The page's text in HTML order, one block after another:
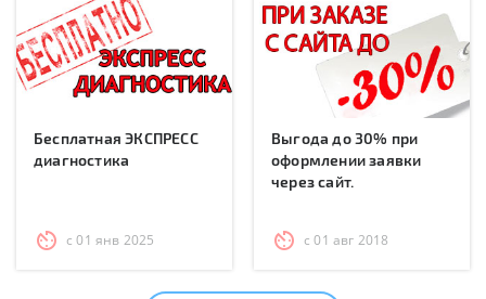
Бесплатная ЭКСПРЕСС
диагностика
с 01 янв 2025
Выгода до 30% при
оформлении заявки
через сайт.
с 01 авг 2018